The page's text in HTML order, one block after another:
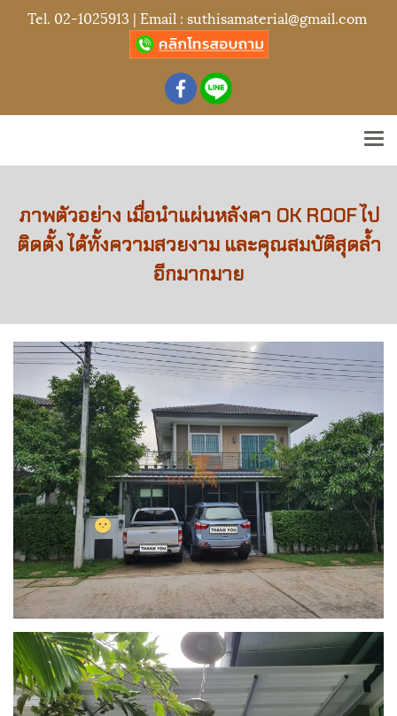
Tel. 02-1025913 | Email : suthisamaterial@gmail.com
ภาพตัวอย่าง เมื่อนำแผ่นหลังคา OK ROOF ไป
ติดตั้ง ได้ทั้งความสวยงาม และคุณสมบัติสุดล้ำ
อีกมากมาย